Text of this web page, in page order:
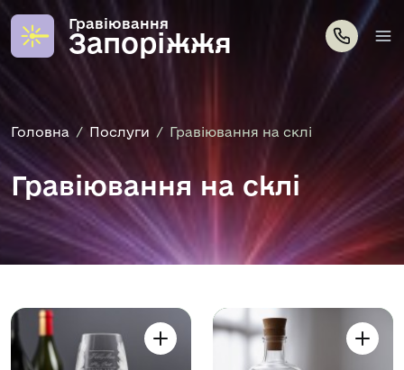
Гравіювання
Запоріжжя
Головна Послуги Гравіювання на склі
Гравіювання на склі